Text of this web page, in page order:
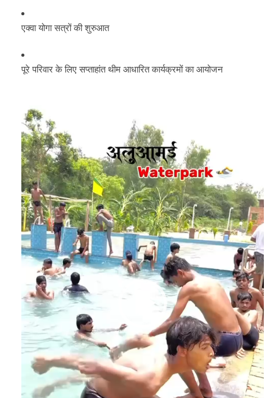
एक्वा योगा सत्रों की शुरुआत
पूरे परिवार के लिए सप्ताहांत थीम आधारित कार्यक्रमों का आयोजन
Player